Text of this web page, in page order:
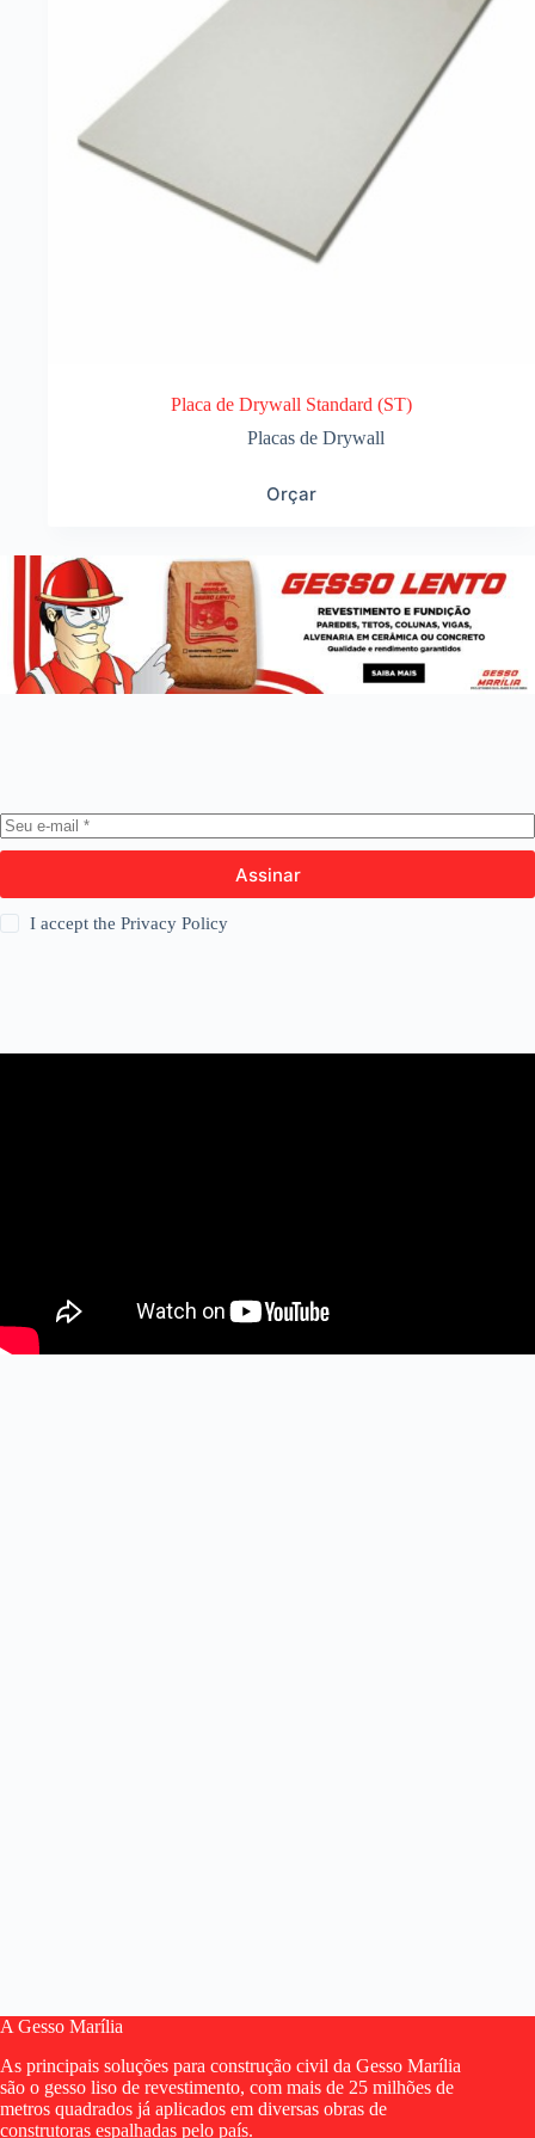
Placa de Drywall Standard (ST)
Placas de Drywall
Orçar
Assinar
I accept thePrivacy Policy
A Gesso Marília
As principais soluções para construção civil da Gesso Marília
são o gesso liso de revestimento, com mais de 25 milhões de
metros quadrados já aplicados em diversas obras de
construtoras espalhadas pelo país.